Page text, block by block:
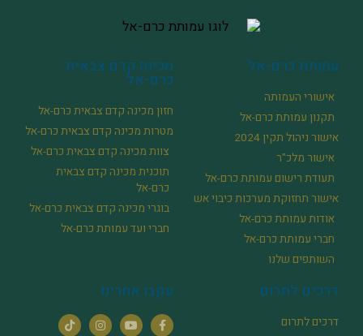
עמותת כרם-אל
אישורי העמותה
תקנון עמותת כרם-אל
אישור ניהול תקין 2024
אישור מלכ"ר
תעודת רישום עמותת כרם-אל
אישור תחזוקת מערכות כיבוי אש
אודות עמותת כרם-אל
חברי עמותת כרם-אל
השותפים שלנו
מכינה קדם צבאית
כרם-אל
חזון מכינה קדם צבאית כרם-אל
מטרות מכינה קדם צבאית כרם-אל
צוות מכינה קדם צבאית כרם-אל
תוכנית מכינה קדם צבאית
כרם-אל
בוגרי מכינה קדם צבאית כרם-אל
חברי ועד עמותת כרם-אל
דרכים לתרום
דרכים לתרום
עקבו אחרינו